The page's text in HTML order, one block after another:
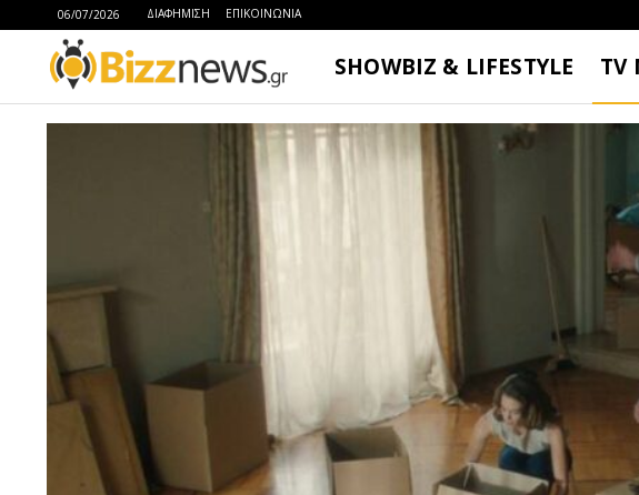
06/07/2026 ΔΙΑΦΗΜΙΣΗ ΕΠΙΚΟΙΝΩΝΙΑ
SHOWBIZ & LIFESTYLE TV